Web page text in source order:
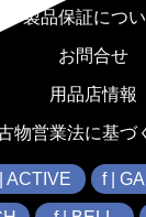
製品保証につ
お問合せ
用品店情報
物営業法に基づ
ACTIVE f |